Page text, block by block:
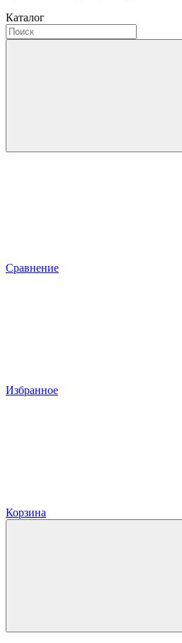
Каталог
Сравнение
Избранное
Корзина